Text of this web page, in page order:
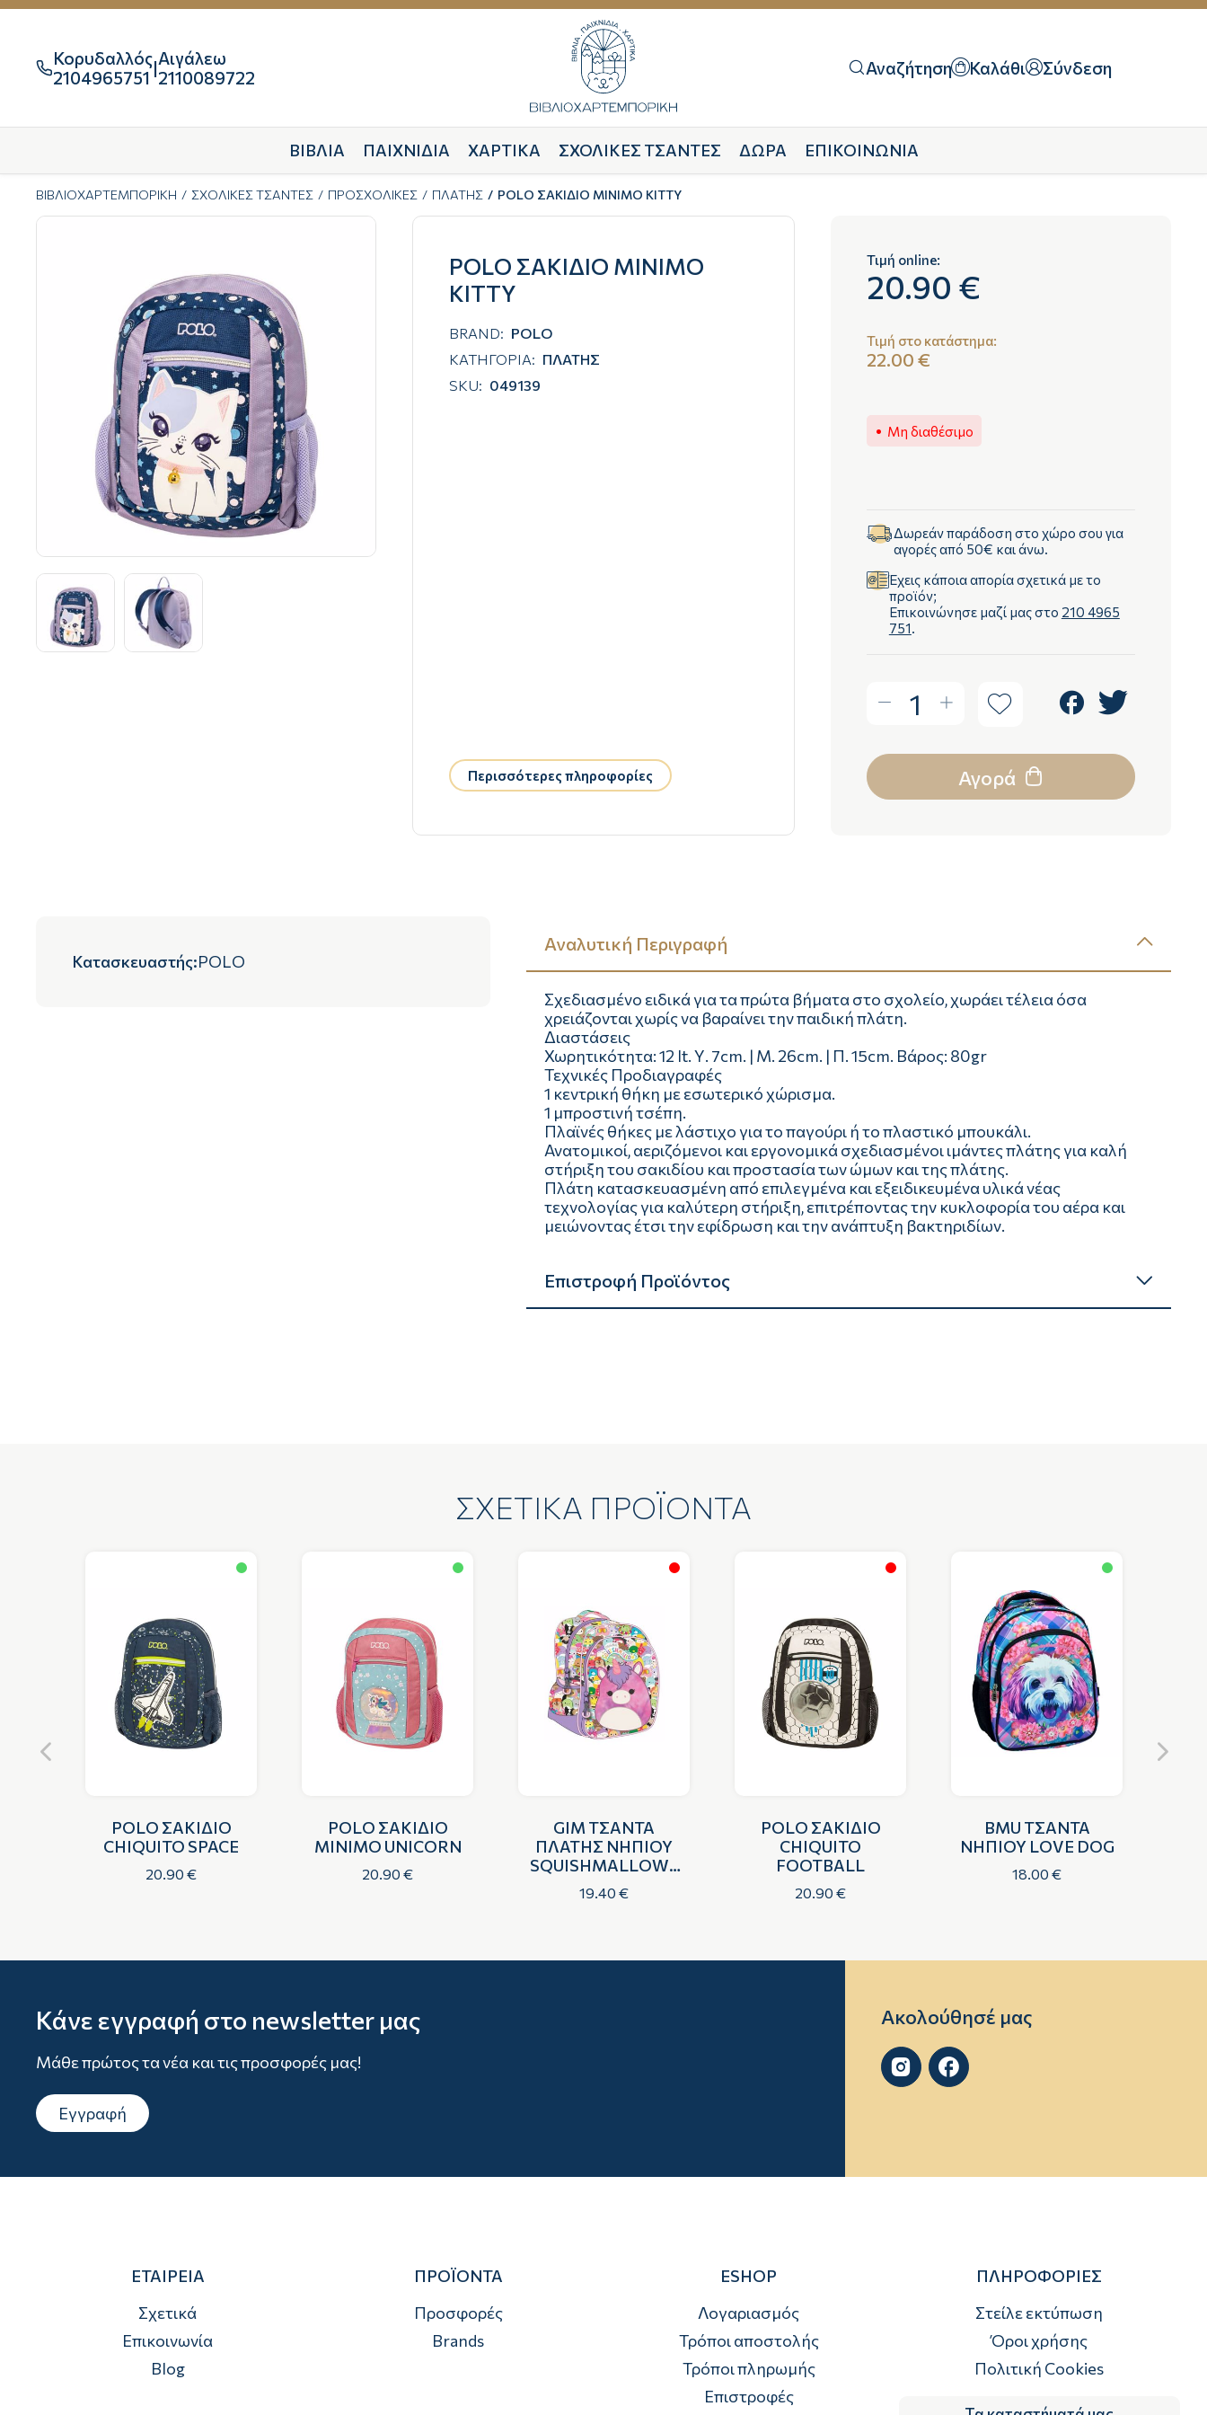
Κορυδαλλός
2104965751 |Αιγάλεω
2110089722
Αναζήτηση Καλάθι Σύνδεση
ΒΙΒΛΙΑ ΠΑΙΧΝΙΔΙΑ ΧΑΡΤΙΚΑ ΣΧΟΛΙΚΕΣ ΤΣΑΝΤΕΣ ΔΩΡΑ ΕΠΙΚΟΙΝΩΝΙΑ
ΒΙΒΛΙΟΧΑΡΤΕΜΠΟΡΙΚΗ ΣΧΟΛΙΚΕΣ ΤΣΑΝΤΕΣ ΠΡΟΣΧΟΛΙΚΕΣ ΠΛΑΤΗΣ POLO ΣΑΚΙΔΙΟ MINIMO KITTY
POLO ΣΑΚΙΔΙΟ MINIMO
KITTY
BRAND: POLO
ΚΑΤΗΓΟΡΙΑ: ΠΛΑΤΗΣ
SKU: 049139
Περισσότερες πληροφορίες
Τιμή online:
20.90 €
Τιμή στο κατάστημα:
22.00 €
Μη διαθέσιμο
Δωρεάν παράδοση στο χώρο σου για
αγορές από 50€ και άνω.
Έχεις κάποια απορία σχετικά με το
προϊόν;
Επικοινώνησε μαζί μας στο 210 4965
751
1
Αγορά
Κατασκευαστής:POLO
Αναλυτική Περιγραφή
Σχεδιασμένο ειδικά για τα πρώτα βήματα στο σχολείο, χωράει τέλεια όσα
χρειάζονται χωρίς να βαραίνει την παιδική πλάτη.
Διαστάσεις
Χωρητικότητα: 12 lt. Υ. 7cm. | Μ. 26cm. | Π. 15cm. Βάρος: 80gr
Τεχνικές Προδιαγραφές
1 κεντρική θήκη με εσωτερικό χώρισμα.
1 μπροστινή τσέπη.
Πλαϊνές θήκες με λάστιχο για το παγούρι ή το πλαστικό μπουκάλι.
Ανατομικοί, αεριζόμενοι και εργονομικά σχεδιασμένοι ιμάντες πλάτης για καλή
στήριξη του σακιδίου και προστασία των ώμων και της πλάτης.
Πλάτη κατασκευασμένη από επιλεγμένα και εξειδικευμένα υλικά νέας
τεχνολογίας για καλύτερη στήριξη, επιτρέποντας την κυκλοφορία του αέρα και
μειώνοντας έτσι την εφίδρωση και την ανάπτυξη βακτηριδίων.
Επιστροφή Προϊόντος
ΣΧΕΤΙΚΑ ΠΡΟΪΟΝΤΑ
POLO ΣΑΚΙΔΙΟ
CHIQUITO SPACE
20.90 €
POLO ΣΑΚΙΔΙΟ
MINIMO UNICORN
20.90 €
GIM ΤΣΑΝΤΑ
ΠΛΑΤΗΣ ΝΗΠΙΟΥ
SQUISHMALLOWS
UNICORN
19.40 €
POLO ΣΑΚΙΔΙΟ
CHIQUITO
FOOTBALL
20.90 €
BMU ΤΣΑΝΤΑ
ΝΗΠΙΟΥ LOVE DOG
18.00 €
Κάνε εγγραφή στο newsletter μας
Μάθε πρώτος τα νέα και τις προσφορές μας!
Εγγραφή
Ακολούθησέ μας
 
ΕΤΑΙΡΕΙΑ
Σχετικά
Επικοινωνία
Blog
ΠΡΟΪΟΝΤΑ
Προσφορές
Brands
ESHOP
Λογαριασμός
Τρόποι αποστολής
Τρόποι πληρωμής
Επιστροφές
ΠΛΗΡΟΦΟΡΙΕΣ
Στείλε εκτύπωση
Όροι χρήσης
Πολιτική Cookies